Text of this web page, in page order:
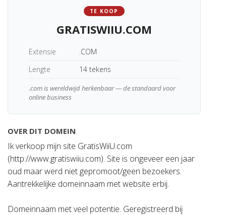
TE KOOP
GRATISWIIU.COM
Extensie
.COM
Lengte
14 tekens
.com is wereldwijd herkenbaar — de standaard voor
online business
OVER DIT DOMEIN
Ik verkoop mijn site GratisWiiU.com
(http://www.gratiswiiu.com). Site is ongeveer een jaar
oud maar werd niet gepromoot/geen bezoekers.
Aantrekkelijke domeinnaam met website erbij.
Domeinnaam met veel potentie. Geregistreerd bij